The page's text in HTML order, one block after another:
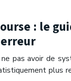
: le
ne pas avoir de
plus